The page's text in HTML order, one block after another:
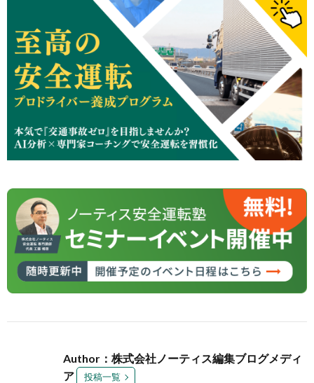
Author：株式会社ノーティス編集ブログメディ
ア
投稿一覧